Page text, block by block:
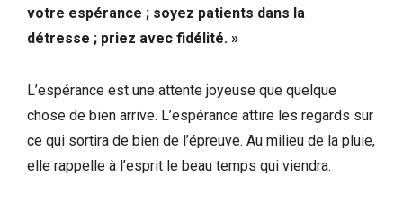
votre espérance ; soyez patients dans la
détresse ; priez avec fidélité. »
L’espérance est une attente joyeuse que quelque
chose de bien arrive. L’espérance attire les regards sur
ce qui sortira de bien de l’épreuve. Au milieu de la pluie,
elle rappelle à l’esprit le beau temps qui viendra.